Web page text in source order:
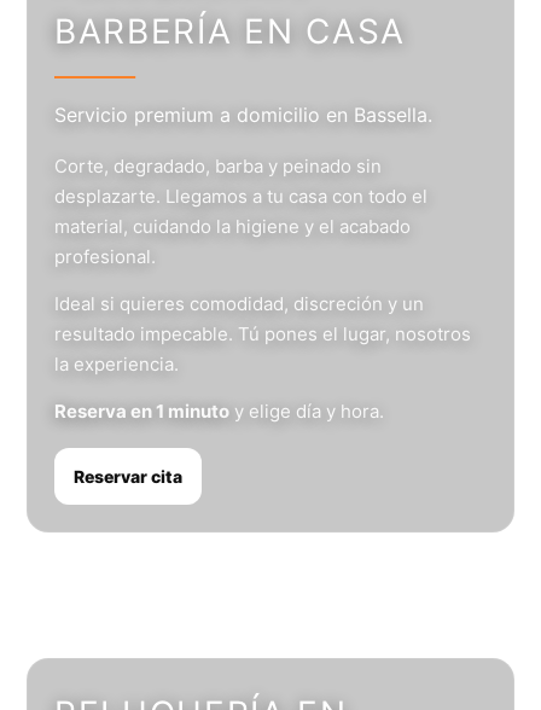
BARBERÍA EN CASA
Servicio premium a domicilio en Bassella.
Corte, degradado, barba y peinado sin
desplazarte. Llegamos a tu casa con todo el
material, cuidando la higiene y el acabado
profesional.
Ideal si quieres comodidad, discreción y un
resultado impecable. Tú pones el lugar, nosotros
la experiencia.
Reserva en 1 minuto y elige día y hora.
Reservar cita